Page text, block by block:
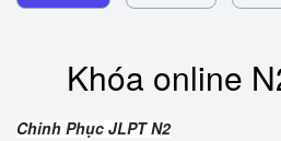
Khóa online
Chinh Phục JLPT N2